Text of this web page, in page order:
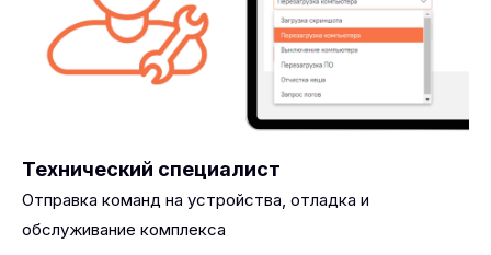
Технический специалист
Отправка команд на устройства, отладка и
обслуживание комплекса